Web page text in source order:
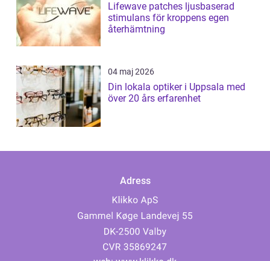
Lifewave patches ljusbaserad
stimulans för kroppens egen
återhämtning
04 maj 2026
Din lokala optiker i Uppsala med
över 20 års erfarenhet
Adress